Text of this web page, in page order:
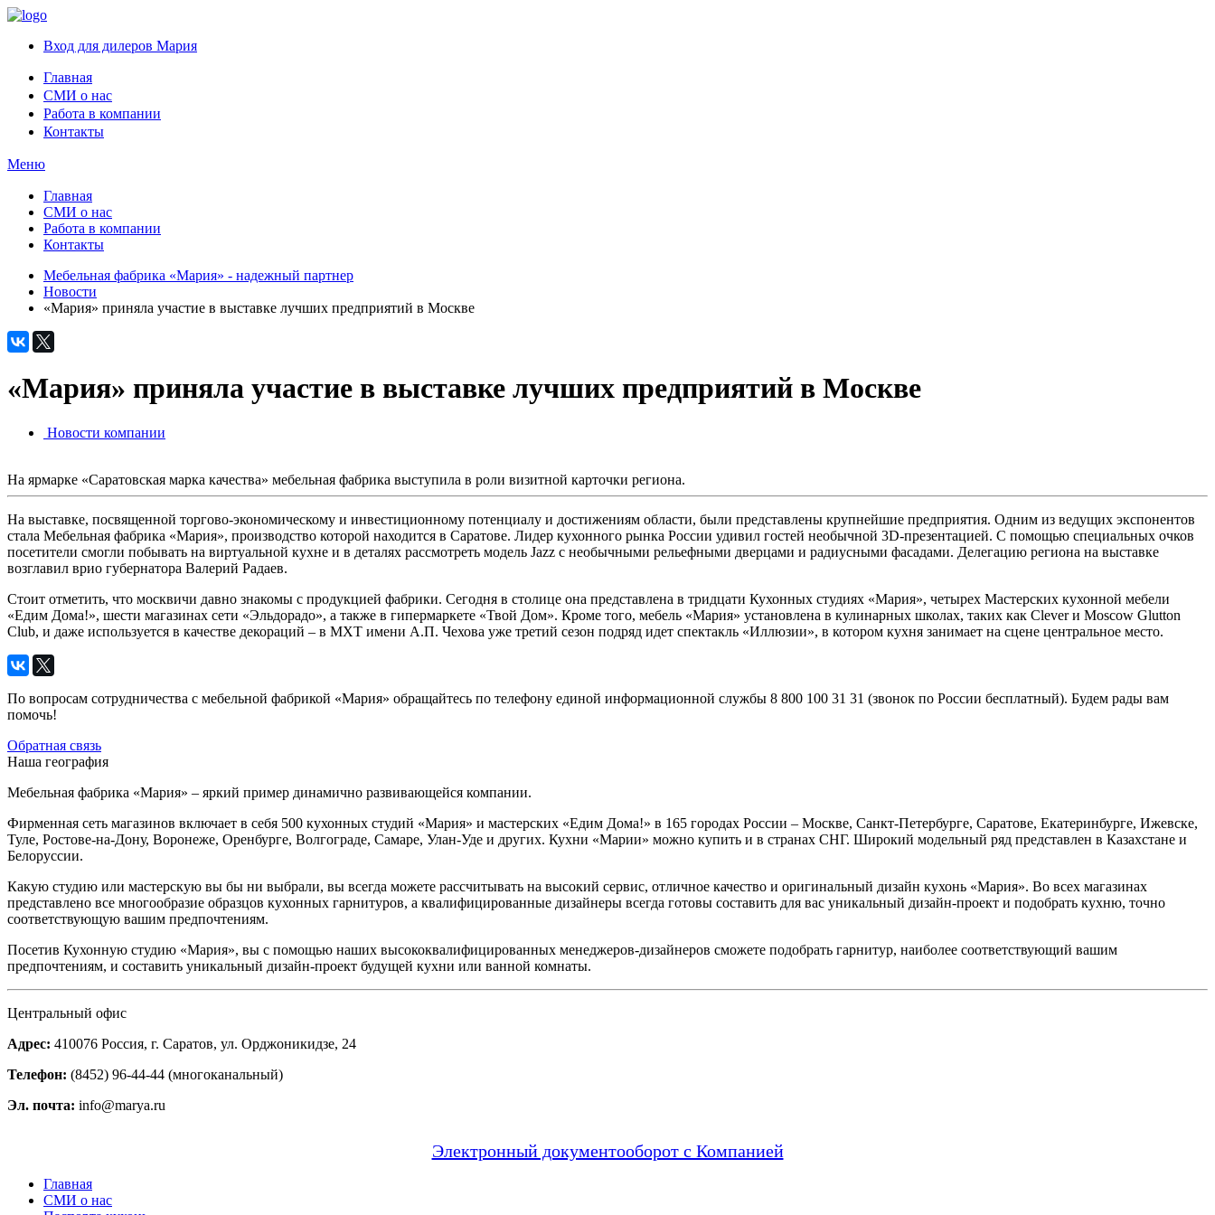
Вход для дилеров Мария
Главная
СМИ о нас
Работа в компании
Контакты
Меню
Главная
СМИ о нас
Работа в компании
Контакты
Мебельная фабрика «Мария» - надежный партнер
Новости
«Мария» приняла участие в выставке лучших предприятий в Москве
«Мария» приняла участие в выставке лучших предприятий в Москве
Новости компании
На ярмарке «Саратовская марка качества» мебельная фабрика выступила в роли визитной карточки региона.
На выставке, посвященной торгово-экономическому и инвестиционному потенциалу и достижениям области, были представлены крупнейшие предприятия. Одним из ведущих экспонентов
стала Мебельная фабрика «Мария», производство которой находится в Саратове. Лидер кухонного рынка России удивил гостей необычной 3D-презентацией. С помощью специальных очков
посетители смогли побывать на виртуальной кухне и в деталях рассмотреть модель Jazz с необычными рельефными дверцами и радиусными фасадами. Делегацию региона на выставке
возглавил врио губернатора Валерий Радаев.
Стоит отметить, что москвичи давно знакомы с продукцией фабрики. Сегодня в столице она представлена в тридцати Кухонных студиях «Мария», четырех Мастерских кухонной мебели
«Едим Дома!», шести магазинах сети «Эльдорадо», а также в гипермаркете «Твой Дом». Кроме того, мебель «Мария» установлена в кулинарных школах, таких как Clever и Moscow Glutton
Club, и даже используется в качестве декораций – в МХТ имени А.П. Чехова уже третий сезон подряд идет спектакль «Иллюзии», в котором кухня занимает на сцене центральное место.
По вопросам сотрудничества с мебельной фабрикой «Мария» обращайтесь по телефону единой информационной службы 8 800 100 31 31 (звонок по России бесплатный). Будем рады вам
помочь!
Обратная связь
Наша география
Мебельная фабрика «Мария» – яркий пример динамично развивающейся компании.
Фирменная сеть магазинов включает в себя 500 кухонных студий «Мария» и мастерских «Едим Дома!» в 165 городах России – Москве, Санкт-Петербурге, Саратове, Екатеринбурге, Ижевске,
Туле, Ростове-на-Дону, Воронеже, Оренбурге, Волгограде, Самаре, Улан-Уде и других. Кухни «Марии» можно купить и в странах СНГ. Широкий модельный ряд представлен в Казахстане и
Белоруссии.
Какую студию или мастерскую вы бы ни выбрали, вы всегда можете рассчитывать на высокий сервис, отличное качество и оригинальный дизайн кухонь «Мария». Во всех магазинах
представлено все многообразие образцов кухонных гарнитуров, а квалифицированные дизайнеры всегда готовы составить для вас уникальный дизайн-проект и подобрать кухню, точно
соответствующую вашим предпочтениям.
Посетив Кухонную студию «Мария», вы с помощью наших высококвалифицированных менеджеров-дизайнеров сможете подобрать гарнитур, наиболее соответствующий вашим
предпочтениям, и составить уникальный дизайн-проект будущей кухни или ванной комнаты.
Центральный офис
Адрес: 410076 Россия, г. Саратов, ул. Орджоникидзе, 24
Телефон: (8452) 96-44-44 (многоканальный)
Эл. почта: info@marya.ru
Электронный документооборот с Компанией
Главная
СМИ о нас